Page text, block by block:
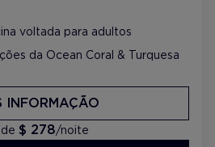
voltada para adultos
da Ocean Coral & Turquesa
$ 278/noite
INFORMAÇÃO